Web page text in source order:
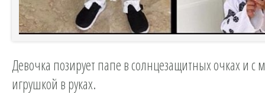
Девочка позирует папе в солнцезащитных очках и с
игрушкой в руках.